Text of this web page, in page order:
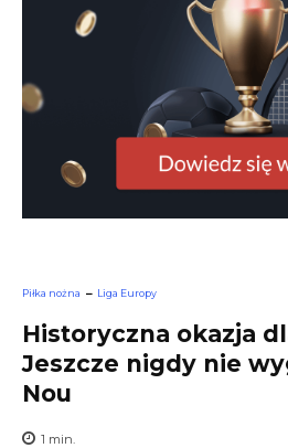
Piłka nożna Liga Europy
Historyczna okazja
Jeszcze nigdy nie
Nou
1 min.